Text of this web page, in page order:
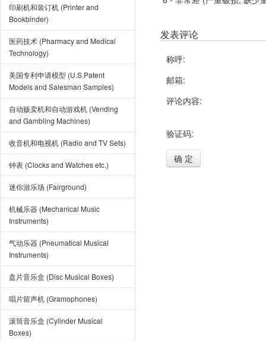
印刷机和装订机 (Printer and
Bookbinder)
医药技术 (Pharmacy and Medical
Technology)
美国专利申请模型 (U.S.Patent
Models and Salesman Samples)
自动贩卖机和自动游戏机 (Vending
and Gambling Machines)
收音机和电视机 (Radio and TV Sets)
钟表 (Clocks and Watches etc.)
迷你游乐场 (Fairground)
机械乐器 (Mechanical Music
Instruments)
气动乐器 (Pneumatical Musical
Instruments)
盘片音乐盒 (Disc Musical Boxes)
唱片留声机 (Gramophones)
滚筒音乐盒 (Cylinder Musical
Boxes)
发表评论
称呼:
邮箱:
评论内容:
验证码:
确 定